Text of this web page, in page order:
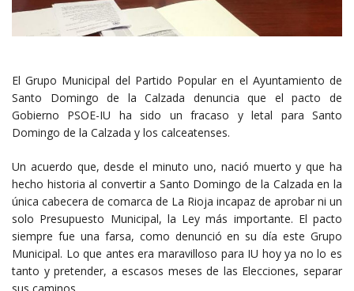
El Grupo Municipal del Partido Popular en el Ayuntamiento de
Santo Domingo de la Calzada denuncia que el pacto de
Gobierno PSOE-IU ha sido un fracaso y letal para Santo
Domingo de la Calzada y los calceatenses.
Un acuerdo que, desde el minuto uno, nació muerto y que ha
hecho historia al convertir a Santo Domingo de la Calzada en la
única cabecera de comarca de La Rioja incapaz de aprobar ni un
solo Presupuesto Municipal, la Ley más importante. El pacto
siempre fue una farsa, como denunció en su día este Grupo
Municipal. Lo que antes era maravilloso para IU hoy ya no lo es
tanto y pretender, a escasos meses de las Elecciones, separar